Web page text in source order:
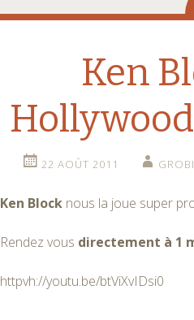
Ken
22 AOÛT 2011
Ken Block nous la joue super
Rendez vous directement à 1
httpvh://youtu.be/btViXvIDsi0